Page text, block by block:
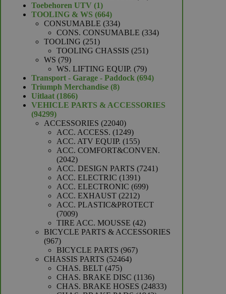
Toebehoren UTV 11
product
TOOLING & WS 664664
producten
CONSUMABLE 334334
producten
CONS. CONSUMABLE 334334
TOOLING 251251
producten
TOOLING CHASSIS 251251
WS 7979
producten
WS. LIFTING EQUIP. 7979
producten
Transport - Garage - Paddock 694694
Triumph Merchandise 88
Uitlaat 18661866
producten
VEHICLE PARTS & ACCESSORIES
9429994299
producten
ACCESSORIES 2204022040
producten
ACC. ACCESS. 12491249
producten
ACC. ATV EQUIP. 155155
producten
ACC. COMFORT&CONVEN.
20422042
producten
ACC. DESIGN PARTS 72417241
ACC. ELECTRIC 13911391
producten
ACC. ELECTRONIC 699699
ACC. EXHAUST 22122212
producten
ACC. PLASTIC&PROTECT
70097009
producten
TIRE ACC. MOUSSE 4242
producten
BICYCLE PARTS & ACCESSORIES
967967
producten
BICYCLE PARTS 967967
CHASSIS PARTS 5246452464
CHAS. BELT 475475
producten
CHAS. BRAKE DISC 11361136
producten
CHAS. BRAKE HOSES 2483324833